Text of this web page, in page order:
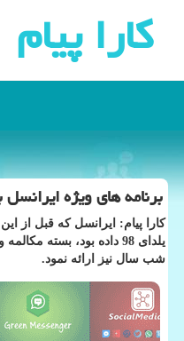
كارا پیام
برنامه های ویژه ایرانسل برای
كارا پیام: ایرانسل كه قبل از
یلدای 98 داده بود، بسته
شب سال نیز ارائه نمود.